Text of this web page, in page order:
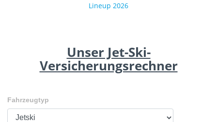
Lineup 2026
Unser Jet-Ski-
Versicherungsrechner
Fahrzeugtyp